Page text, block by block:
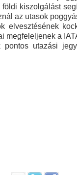
kiszolgálást
az utasok
elvesztésének
megfeleljenek a
pontos utazási